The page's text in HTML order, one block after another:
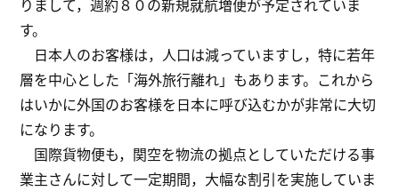
りまして，週約８０の新規就航増便が予定されていま
す。
日本人のお客様は，人口は減っていますし，特に若年
層を中心とした「海外旅行離れ」もあります。これから
はいかに外国のお客様を日本に呼び込むかが非常に大切
になります。
国際貨物便も，関空を物流の拠点としていただける事
業主さんに対して一定期間，大幅な割引を実施していま